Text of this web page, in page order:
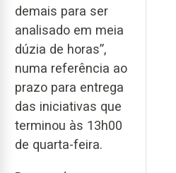
demais para ser
analisado em meia
dúzia de horas”,
numa referência ao
prazo para entrega
das iniciativas que
terminou às 13h00
de quarta-feira.